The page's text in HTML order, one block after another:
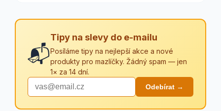
📬
Tipy na slevy do e-mailu
Posíláme tipy na nejlepší akce a nové
produkty pro mazlíčky. Žádný spam — jen
1× za 14 dní.
Odebírat →